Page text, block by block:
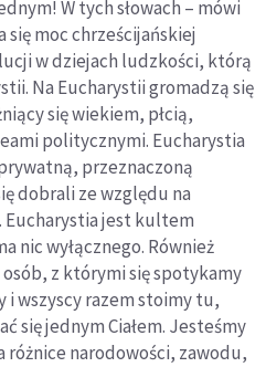
W tych słowach – mówi
moc chrześcijańskiej
w dziejach ludzkości, którą
Na Eucharystii gromadzą się
się wiekiem, płcią,
politycznymi. Eucharystia
przeznaczoną
dobrali ze względu na
Eucharystia jest kultem
nic wyłącznego. Również
z którymi się spotykamy
i wszyscy razem stoimy tu,
się jednym Ciałem. Jesteśmy
różnice narodowości, zawodu,